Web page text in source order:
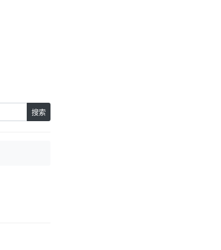
搜索